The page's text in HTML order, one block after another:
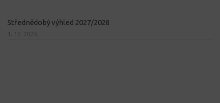
Střednědobý výhled 2027/2028
1. 12. 2025